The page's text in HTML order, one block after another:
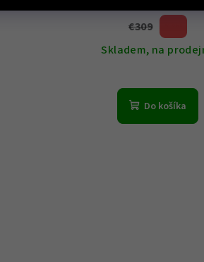
€309
Skladem, na
Do košíka